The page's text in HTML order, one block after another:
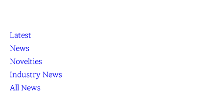
K
L
O
C
C
닫
기
K
L
O
C
C
Latest
News
Novelties
Industry News
All News